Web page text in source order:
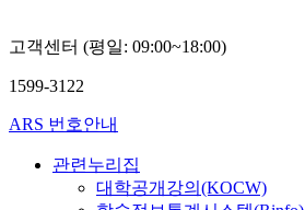
고객센터 (평일: 09:00~18:00)
1599-3122
ARS 번호안내
관련누리집
대학공개강의(KOCW)